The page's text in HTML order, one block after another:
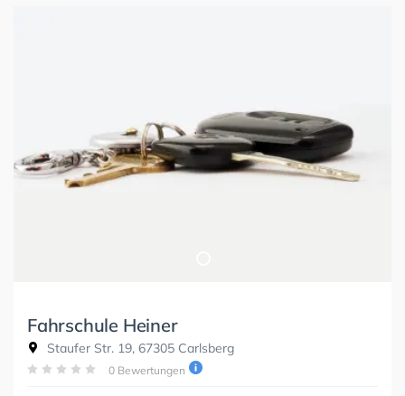
Fahrschule Heiner
Staufer Str. 19, 67305 Carlsberg
0 Bewertungen